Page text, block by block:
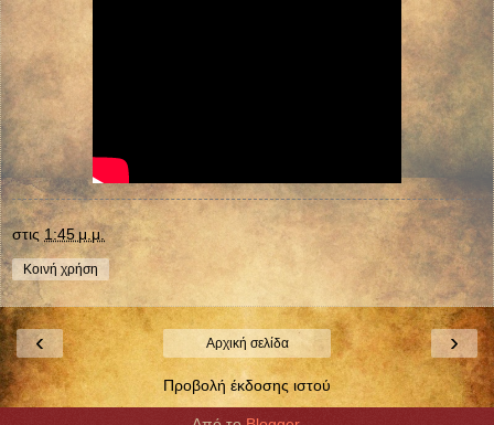
στις1:45 μ.μ.
Κοινή χρήση
‹ ›
Αρχική σελίδα
Προβολή έκδοσης ιστού